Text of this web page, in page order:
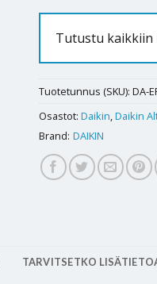
Tutustu kaikkiin
Tuotetunnus (SKU): DA-
Osastot: Daikin,Daikin
Brand: DAIKIN
TARVITSETKO